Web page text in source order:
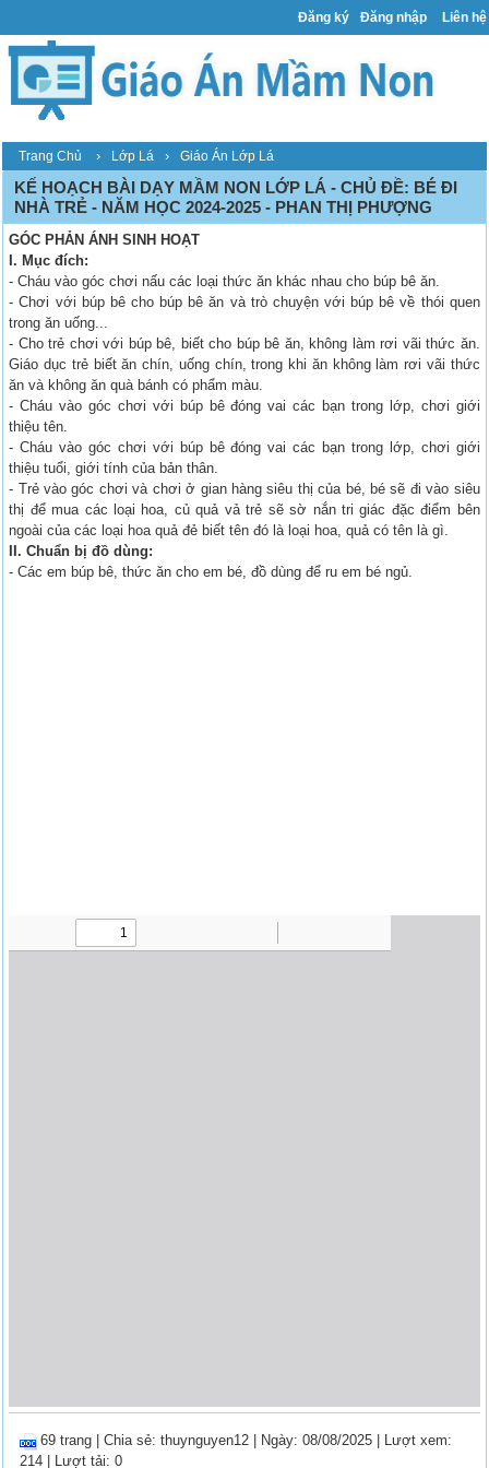
Đăng ký Đăng nhập Liên hệ
Trang Chủ › Lớp Lá › Giáo Án Lớp Lá
KẾ HOẠCH BÀI DẠY MẦM NON LỚP LÁ - CHỦ ĐỀ: BÉ ĐI
NHÀ TRẺ - NĂM HỌC 2024-2025 - PHAN THỊ PHƯỢNG
GÓC PHẢN ÁNH SINH HOẠT
I. Mục đích:
- Cháu vào góc chơi nấu các loại thức ăn khác nhau cho búp bê ăn.
- Chơi với búp bê cho búp bê ăn và trò chuyện với búp bê về thói quen
trong ăn uống...
- Cho trẻ chơi với búp bê, biết cho búp bê ăn, không làm rơi vãi thức ăn.
Giáo dục trẻ biết ăn chín, uống chín, trong khi ăn không làm rơi vãi thức
ăn và không ăn quà bánh có phẩm màu.
- Cháu vào góc chơi với búp bê đóng vai các bạn trong lớp, chơi giới
thiệu tên.
- Cháu vào góc chơi với búp bê đóng vai các bạn trong lớp, chơi giới
thiệu tuổi, giới tính của bản thân.
- Trẻ vào góc chơi và chơi ở gian hàng siêu thị của bé, bé sẽ đi vào siêu
thị để mua các loại hoa, củ quả vả trẻ sẽ sờ nắn tri giác đặc điểm bên
ngoài của các loại hoa quả đẻ biết tên đó là loại hoa, quả có tên là gì.
II. Chuẩn bị đồ dùng:
- Các em búp bê, thức ăn cho em bé, đồ dùng để ru em bé ngủ.
69 trang |Chia sẻ:thuynguyen12 | Ngày: 08/08/2025 | Lượt xem:
214 | Lượt tải: 0